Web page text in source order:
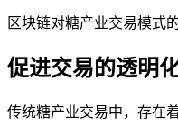
区块链对糖产业交易模式
促进交易的透明
传统糖产业交易中，存在